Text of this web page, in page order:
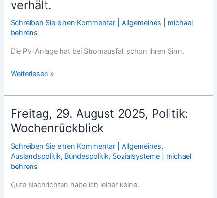
streicht
2026
Reparaturbonus.
verhält.
Schreiben Sie einen Kommentar |Allgemeines
michael
behrens
Die PV-Anlage hat bei Stromausfall schon ihren Sinn.
Mittwoch,
September
2025:
Wie
sich
die
PV-
Anlage
Stromausfall
Weiterlesen »
Freitag, 29. August 2025, Politik:
Wochenrückblick
Schreiben Sie einen Kommentar |Allgemeines,
Auslandspolitik, Bundespolitik, Sozialsysteme
michael
behrens
Gute Nachrichten habe ich leider keine.